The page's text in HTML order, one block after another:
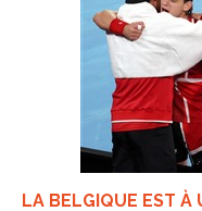
LA BELGIQUE EST À